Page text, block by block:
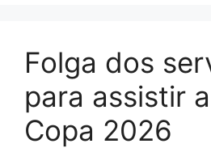
Folga dos
para assistir
Copa 2026